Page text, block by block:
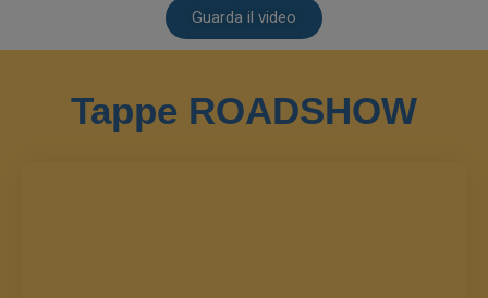
Guarda il video
Tappe ROADSHOW